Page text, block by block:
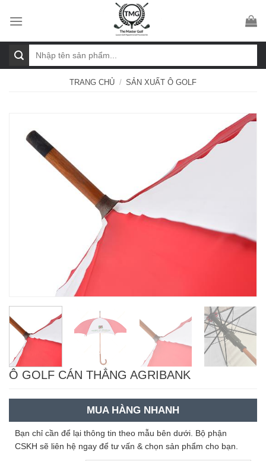
kiếm:
TRANG CHỦ / SẢN XUẤT Ô GOLF
Ô GOLF CÁN THẲNG AGRIBANK
MUA HÀNG NHANH
Bạn chỉ cần để lại thông tin theo mẫu bên dưới. Bộ phận
CSKH sẽ liên hệ ngay để tư vấn & chọn sản phẩm cho bạn.